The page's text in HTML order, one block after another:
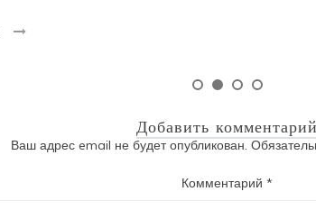
Добавить комментарий
Ваш адрес email не будет опубликован.
Комментарий*